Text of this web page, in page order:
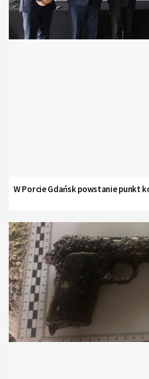
W Porcie Gdańsk powstanie punkt